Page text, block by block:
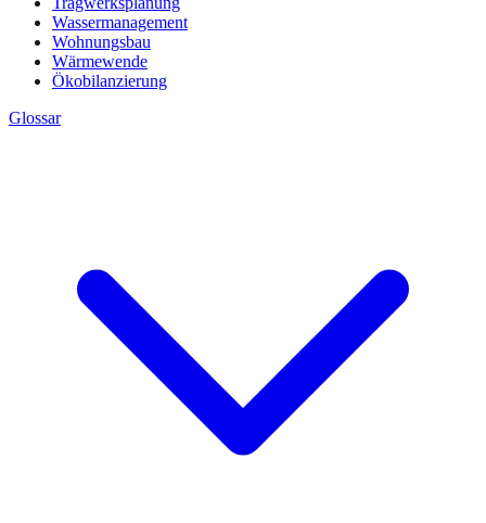
Wassermanagement
Wohnungsbau
Wärmewende
Ökobilanzierung
Glossar